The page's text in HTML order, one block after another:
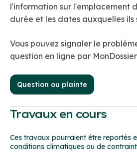
l'information sur l'emplacement
durée et les dates auxquelles
Vous pouvez signaler le
question en ligne par
Question ou plainte
Travaux en cours
Ces travaux pourraient être reportés
conditions climatiques ou de